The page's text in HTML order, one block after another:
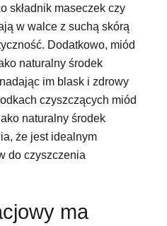
składnik maseczek czy
w walce z suchą skórą
Dodatkowo, miód
naturalny środek
im blask i zdrowy
czyszczących miód
naturalny środek
że jest idealnym
do czyszczenia
ma